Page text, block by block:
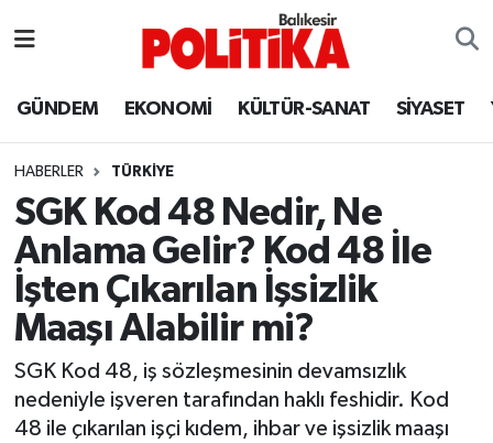
GÜNDEM EKONOMİ KÜLTÜR-SANAT SİYASET
HABERLER TÜRKİYE
SGK Kod 48 Nedir, Ne
Anlama Gelir? Kod 48 İle
İşten Çıkarılan İşsizlik
Maaşı Alabilir mi?
SGK Kod 48, iş sözleşmesinin devamsızlık
nedeniyle işveren tarafından haklı feshidir. Kod
48 ile çıkarılan işçi kıdem, ihbar ve işsizlik maaşı
Ayvalık
Balya
Bandırma
Bigadiç
BİYOGRAFİLER
Burhaniye
Balıkesir Hava Durumu
Balıkesir Namaz Vakitleri
Balıkesir Trafik Yoğunluk Haritası
Süper Lig Puan Durumu ve Fikstür
Tüm Manşetler
Son Dakika Haberleri